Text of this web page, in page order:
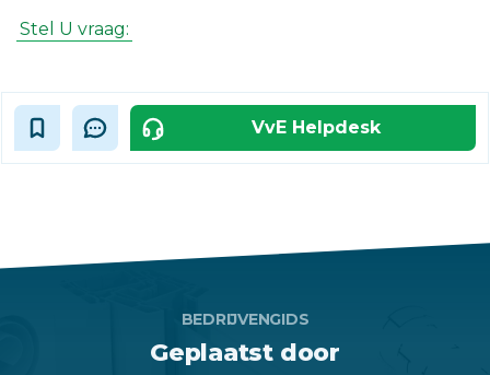
Stel U vraag:
VvE Helpdesk
BEDRIJVENGIDS
Geplaatst door